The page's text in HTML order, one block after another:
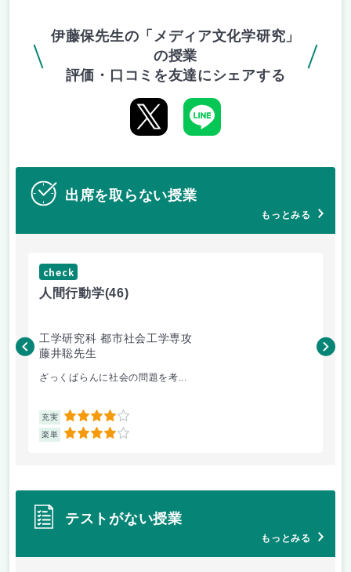
伊藤保先生の「メディア文化学研究」
の授業
評価・口コミを友達にシェアする
出席を取らない授業
もっとみる
check
人間行動学(46)
工学研究科 都市社会工学専攻
藤井聡先生
ざっくばらんに社会の問題を考...
充実 4
楽単 4
藤
テストがない授業
もっとみる